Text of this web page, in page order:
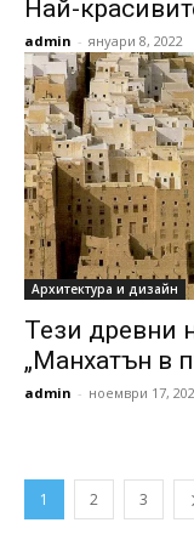
Най-
admin - януари 8, 2022
Архитектура и дизайн
Тези древни
„Манхатън в
admin - ноември 17,
1 2 3